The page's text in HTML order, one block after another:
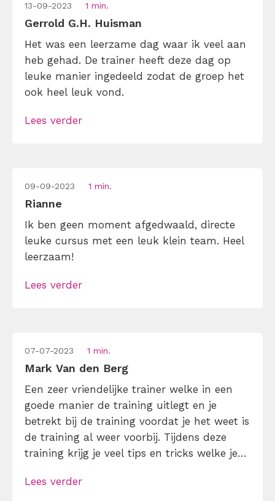
13-09-2023 1 min.
Gerrold G.H. Huisman
Het was een leerzame dag waar ik veel aan
heb gehad. De trainer heeft deze dag op
leuke manier ingedeeld zodat de groep het
ook heel leuk vond.
Lees verder
09-09-2023 1 min.
Rianne
Ik ben geen moment afgedwaald, directe
leuke cursus met een leuk klein team. Heel
leerzaam!
Lees verder
07-07-2023 1 min.
Mark Van den Berg
Een zeer vriendelijke trainer welke in een
goede manier de training uitlegt en je
betrekt bij de training voordat je het weet is
de training al weer voorbij. Tijdens deze
training krijg je veel tips en tricks welke je
Lees verder